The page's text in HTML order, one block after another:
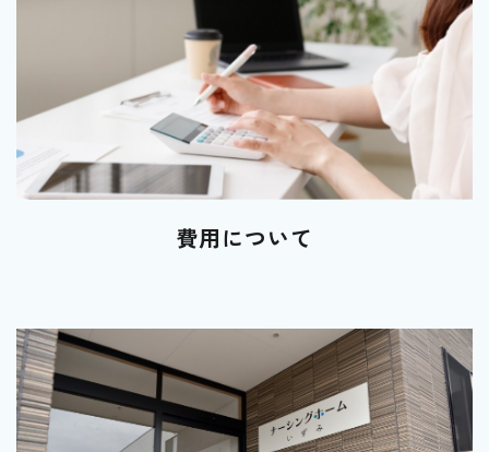
費用について